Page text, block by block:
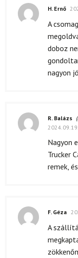
H. Ernő
A
doboz
nagyon
R. Balázs
2024.09.19.
Nagyon
Trucker
remek,
F. Géza
A